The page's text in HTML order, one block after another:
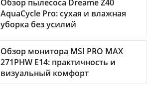
Обзор пылесоса Dreame Z40
AquaCycle Pro: сухая и влажная
уборка без усилий
Обзор монитора MSI PRO MAX
271PHW E14: практичность и
визуальный комфорт